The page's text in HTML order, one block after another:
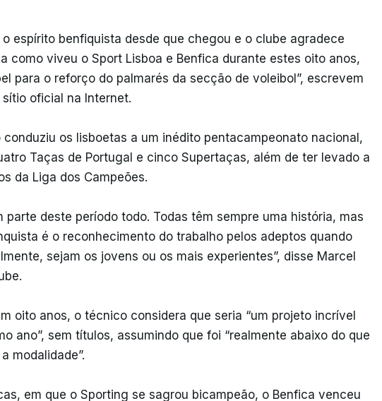
espírito benfiquista desde que chegou e o clube agradece
como viveu o Sport Lisboa e Benfica durante estes oito anos,
para o reforço do palmarés da secção de voleibol”, escrevem
oficial na Internet.
conduziu os lisboetas a um inédito pentacampeonato nacional,
Taças de Portugal e cinco Supertaças, além de ter levado a
da Liga dos Campeões.
parte deste período todo. Todas têm sempre uma história, mas
é o reconhecimento do trabalho pelos adeptos quando
sejam os jovens ou os mais experientes”, disse Marcel
oito anos, o técnico considera que seria “um projeto incrível
ano”, sem títulos, assumindo que foi “realmente abaixo do que
modalidade”.
em que o Sporting se sagrou bicampeão, o Benfica venceu